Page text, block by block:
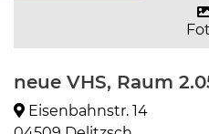
neue VHS, Raum
Eisenbahnstr. 14